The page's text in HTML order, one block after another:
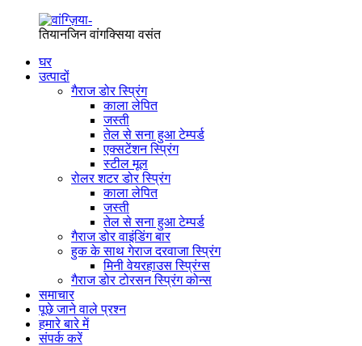
तियानजिन वांगक्सिया वसंत
घर
उत्पादों
गैराज डोर स्प्रिंग
काला लेपित
जस्ती
तेल से सना हुआ टेम्पर्ड
एक्सटेंशन स्प्रिंग
स्टील मूल
रोलर शटर डोर स्प्रिंग
काला लेपित
जस्ती
तेल से सना हुआ टेम्पर्ड
गैराज डोर वाइंडिंग बार
हुक के साथ गेराज दरवाजा स्प्रिंग
मिनी वेयरहाउस स्प्रिंग्स
गैराज डोर टोरसन स्प्रिंग कोन्स
समाचार
पूछे जाने वाले प्रश्न
हमारे बारे में
संपर्क करें